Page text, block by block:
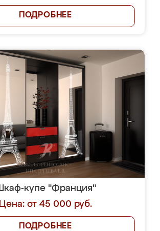
ПОДРОБНЕЕ
купе "Франция"
Цена: от 45 000 руб.
ПОДРОБНЕЕ